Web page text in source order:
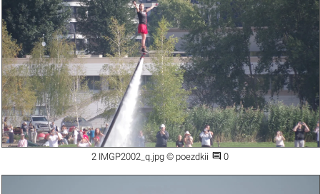
2 IMGP2002_q.jpg © poezdkii  0